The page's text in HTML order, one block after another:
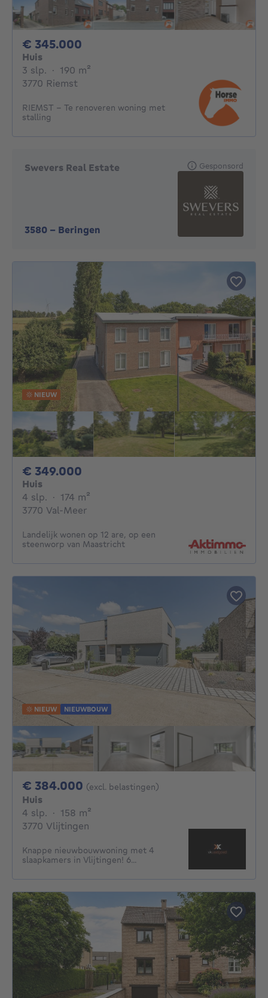
€ 345.000
Huis
3 slp. 3 slaapkamers
· 190 m²
3770 Riemst
RIEMST - Te renoveren woning met
stalling
Swevers Real Estate
3580 - Beringen
Gesponsord
NIEUW
€ 349.000
Huis
4 slp. 4 slaapkamers
· 174 m²
3770 Val-Meer
Landelijk wonen op 12 are, op een
steenworp van Maastricht
NIEUW NIEUWBOUW
€ 384.000 384000€
(excl. belastingen)
Huis
4 slp. 4 slaapkamers
· 158 m²
3770 Vlijtingen
Knappe nieuwbouwwoning met 4
slaapkamers in Vlijtingen! 6...